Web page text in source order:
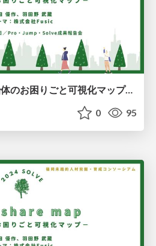
City share map -自治体のお困りごと可視化マップ-（成果発表）／City share map - Visualized map of municipal problems -
0 95